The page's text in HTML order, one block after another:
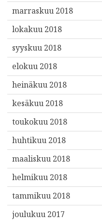
marraskuu 2018
lokakuu 2018
syyskuu 2018
elokuu 2018
heinäkuu 2018
kesäkuu 2018
toukokuu 2018
huhtikuu 2018
maaliskuu 2018
helmikuu 2018
tammikuu 2018
joulukuu 2017